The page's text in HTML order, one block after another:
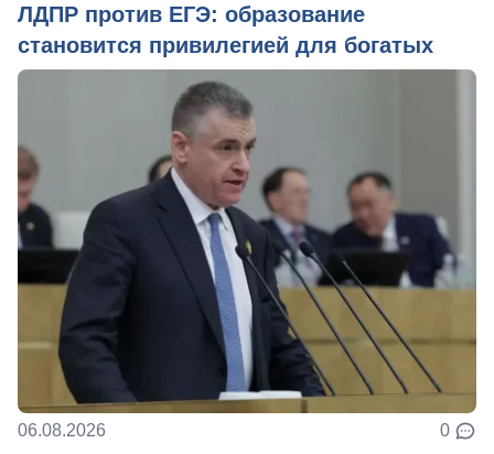
ЛДПР против ЕГЭ: образование
становится привилегией для богатых
06.08.2026 0